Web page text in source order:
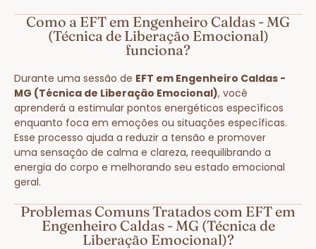
Como a EFT em Engenheiro Caldas - MG
(Técnica de Liberação Emocional)
funciona?
Durante uma sessão de EFT em Engenheiro Caldas -
MG (Técnica de Liberação Emocional), você
aprenderá a estimular pontos energéticos específicos
enquanto foca em emoções ou situações específicas.
Esse processo ajuda a reduzir a tensão e promover
uma sensação de calma e clareza, reequilibrando a
energia do corpo e melhorando seu estado emocional
geral.
Problemas Comuns Tratados com EFT em
Engenheiro Caldas - MG (Técnica de
Liberação Emocional)?